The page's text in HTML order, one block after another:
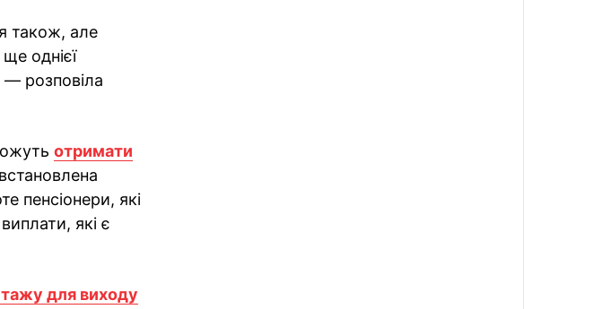
також, але
однієї
розповіла
отримати
пенсіонери, які
які є
для виходу